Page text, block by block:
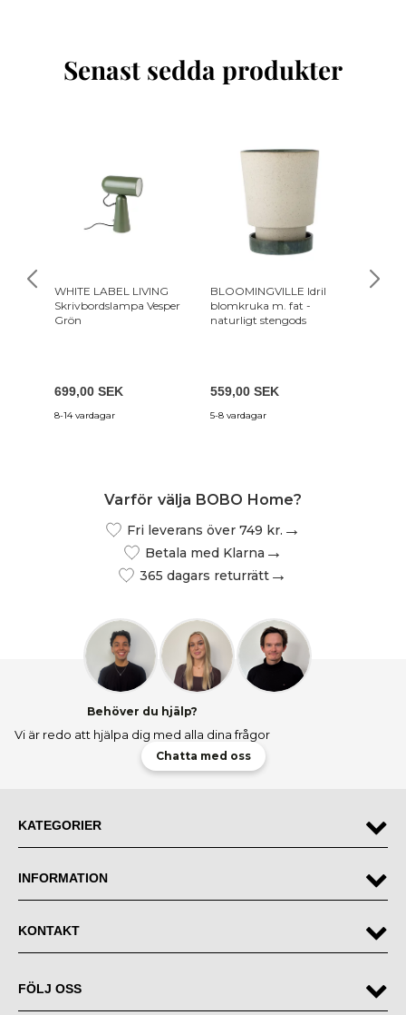
Senast sedda produkter
WHITE LABEL LIVING
Skrivbordslampa Vesper
Grön
699,00 SEK
8-14 vardagar
BLOOMINGVILLE Idril
blomkruka m. fat -
naturligt stengods
559,00 SEK
5-8 vardagar
Varför välja BOBO Home?
Fri leverans över 749 kr.
Betala med Klarna
365 dagars returrätt
Behöver du hjälp?
Vi är redo att hjälpa dig med alla dina frågor
Chatta med oss
KATEGORIER
INFORMATION
KONTAKT
FÖLJ OSS